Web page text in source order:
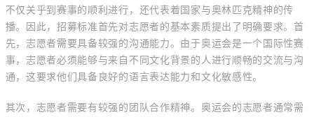
不仅关乎到赛事的顺利进行，还代表着国家与奥林匹克精神的传
播。因此，招募标准首先对志愿者的基本素质提出了明确要求。首
先，志愿者需要具备较强的沟通能力。由于奥运会是一个国际性赛
事，志愿者必须能够与来自不同文化背景的人进行顺畅的交流与沟
通，这要求他们具备良好的语言表达能力和文化敏感性。
其次，志愿者需要有较强的团队合作精神。奥运会的志愿者通常需